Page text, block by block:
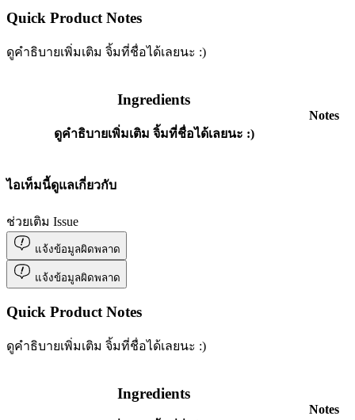
Quick Product Notes
ดูคำธิบายเพิ่มเติม จิ้มที่ชื่อได้เลยนะ :)
Ingredients
ดูคำธิบายเพิ่มเติม จิ้มที่ชื่อได้เลยนะ :)
Notes
ไอเท็มนี้ดูแลเกี่ยวกับ
ช่วยเติม Issue
แจ้งข้อมูลผิดพลาด
แจ้งข้อมูลผิดพลาด
Quick Product Notes
ดูคำธิบายเพิ่มเติม จิ้มที่ชื่อได้เลยนะ :)
Ingredients
Notes